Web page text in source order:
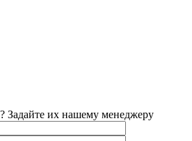
Задайте их нашему менеджеру